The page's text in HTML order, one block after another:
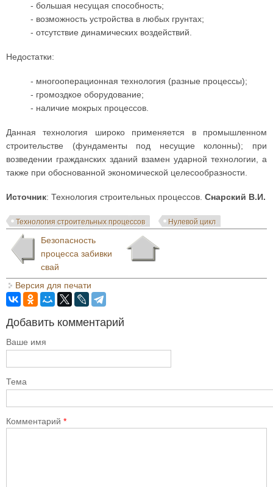
- большая несущая способность;
- возможность устройства в любых грунтах;
- отсутствие динамических воздействий.
Недостатки:
- многооперационная технология (разные процессы);
- громоздкое оборудование;
- наличие мокрых процессов.
Данная технология широко применяется в промышленном
строительстве (фундаменты под несущие колонны); при
возведении гражданских зданий взамен ударной технологии, а
также при обоснованной экономической целесообразности.
Источник: Технология строительных процессов. Снарский В.И.
Технология строительных процессов Нулевой цикл
Безопасность
процесса забивки
свай
Версия для печати
Добавить комментарий
Ваше имя
Тема
Комментарий *